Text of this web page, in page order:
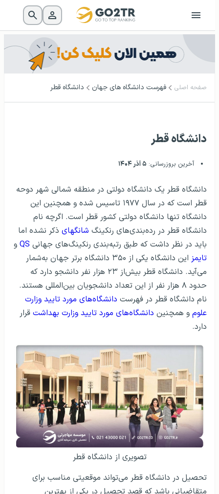
صفحه اصلی فهرست دانشگاه‌ های جهان دانشگاه قطر
دانشگاه قطر
آخرین بروزرسانی: ۵ آذر ۱۴۰۴
دانشگاه قطر یک دانشگاه دولتی در منطقه شمالی شهر دوحه
قطر است که در سال ۱۹۷۷ تاسیس شده و همچنین این
دانشگاه تنها دانشگاه دولتی کشور قطر است. اگرچه نام
دانشگاه قطر در رده‌بندی‌های رنکینگ شانگهای ذکر نشده اما
باید در نظر داشت که طبق رتبه‌بندی رنکینگ‌های جهانی QS و
تایمز
این دانشگاه یکی از ۳۵۰ دانشگاه برتر جهان به‌شمار
می‌آید. دانشگاه قطر بیش‌از ۲۳ هزار نفر دانشجو دارد که
حدود ۸ هزار نفر از این تعداد دانشجویان بین‌المللی هستند.
نام دانشگاه قطر در فهرست دانشگاه‌های مورد تایید وزارت
علوم و همچنین دانشگاه‌های مورد تایید وزارت بهداشت قرار
دارد.
تصویری از دانشگاه قطر
تحصیل در دانشگاه قطر می‌تواند موقعیتی مناسب برای
متقاضیانی باشد که قصد تحصیل در یکی از بهترین